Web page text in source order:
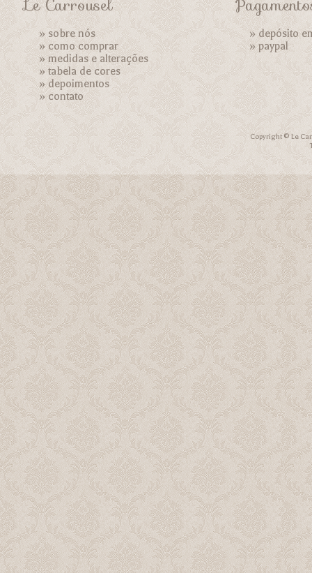
Le Carrousel
» sobre nós
»como comprar
»medidas e alterações
»tabela de cores
»depoimentos
»contato
» depósito
»paypal
Copyright © Le